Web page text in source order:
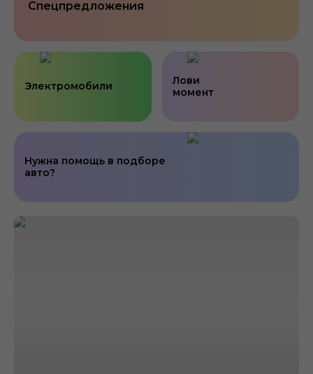
Спецпредложения
Нужна помощь в подборе
авто?
Электромобили
Лови
момент